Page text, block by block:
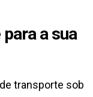
a sua
transporte sob